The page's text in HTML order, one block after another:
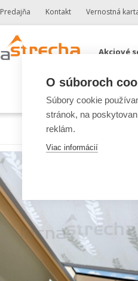
Predajňa Kontakt Vernostná
Akciové
O súboroch
Súbory cookie
stránok, na
reklám.
Viac informácií